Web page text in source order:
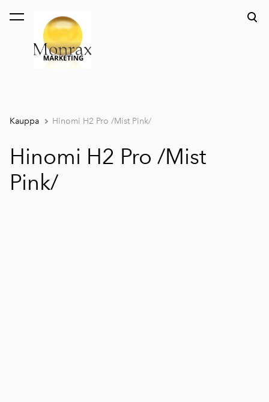
on lisätty ostoskoriin.
Kauppa Hinomi H2 Pro /Mist Pink/
Hinomi H2 Pro /Mist
Pink/